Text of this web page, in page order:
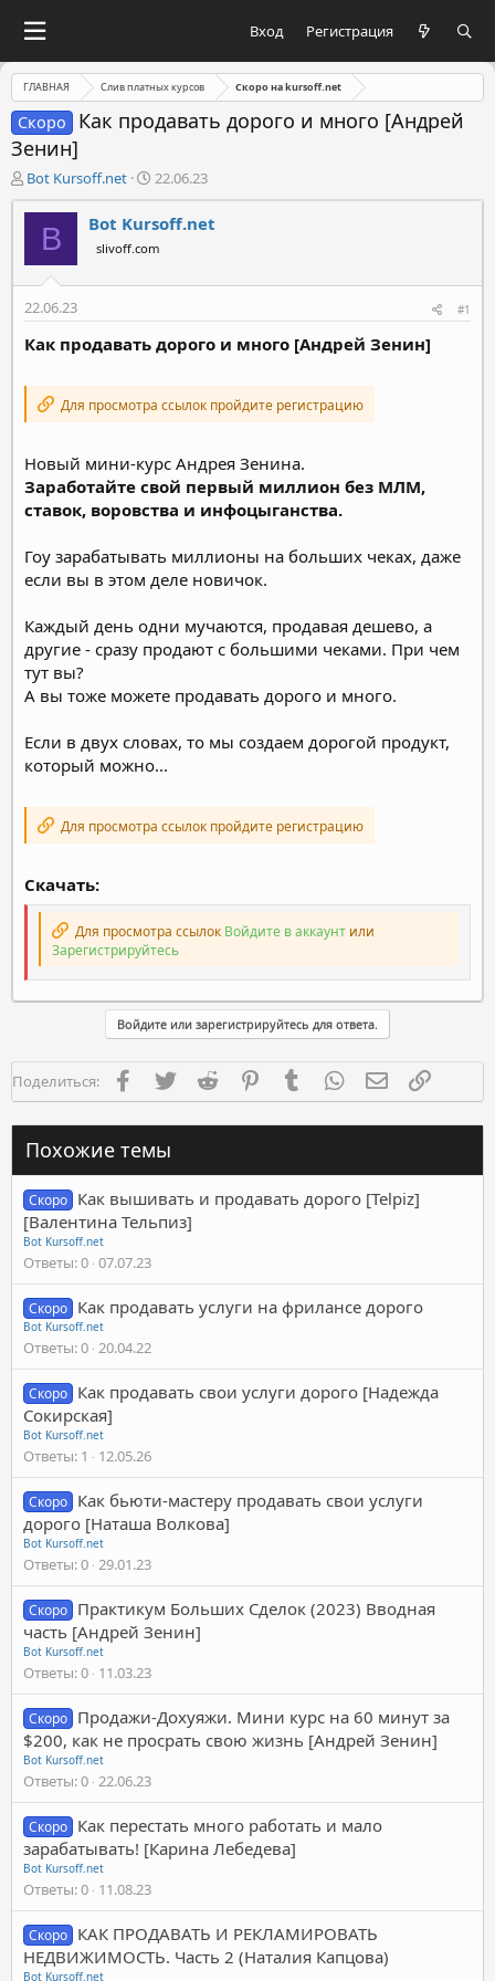
Вход Регистрация
ГЛАВНАЯ Слив платных курсов Скоро на kursoff.net
Скоро
Как продавать дорого и много [Андрей
Зенин]
А
в
т
м
ы
Bot Kursoff.net
Д
а
т
а
н
а
а
22.06.23
B Bot Kursoff.net
slivoff.com
22.06.23 #1
Как продавать дорого и много [Андрей Зенин]
Для просмотра ссылок пройдите регистрацию
Новый мини-курс Андрея Зенина.
Заработайте свой первый миллион без МЛМ,
ставок, воровства и инфоцыганства.
Гоу зарабатывать миллионы на больших чеках, даже
если вы в этом деле новичок.
Каждый день одни мучаются, продавая дешево, а
другие - сразу продают с большими чеками. При чем
тут вы?
А вы тоже можете продавать дорого и много.
Если в двух словах, то мы создаем дорогой продукт,
который можно...
Для просмотра ссылок пройдите регистрацию
Скачать:
Для просмотра ссылок Войдите в аккаунт или
Зарегистрируйтесь
Войдите или зарегистрируйтесь для ответа.
Поделиться: FacebookTwitter Reddit PinterestTumblr WhatsAppЭлектронная
Похожие темы
Скоро Как вышивать и продавать дорого [Telpiz]
[Валентина Тельпиз]
Bot Kursoff.net
Ответы 0 07.07.23
Скоро Как продавать услуги на фрилансе дорого
Bot Kursoff.net
Ответы 0 20.04.22
Скоро Как продавать свои услуги дорого [Надежда
Сокирская]
Bot Kursoff.net
Ответы 1 12.05.26
Скоро Как бьюти-мастеру продавать свои услуги
дорого [Наташа Волкова]
Bot Kursoff.net
Ответы 0 29.01.23
Скоро Практикум Больших Сделок (2023) Вводная
часть [Андрей Зенин]
Bot Kursoff.net
Ответы 0 11.03.23
Скоро Продажи-Дохуяжи. Мини курс на 60 минут за
$200, как не просрать свою жизнь [Андрей Зенин]
Bot Kursoff.net
Ответы 0 22.06.23
Скоро Как перестать много работать и мало
зарабатывать! [Карина Лебедева]
Bot Kursoff.net
Ответы 0 11.08.23
Скоро КАК ПРОДАВАТЬ И РЕКЛАМИРОВАТЬ
НЕДВИЖИМОСТЬ. Часть 2 (Наталия Капцова)
Bot Kursoff.net